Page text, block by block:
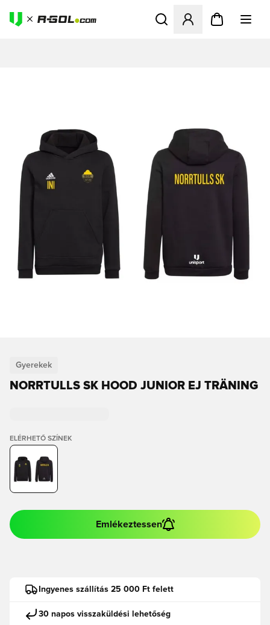
Megnyit egy modált a
Gyerekek
NORRTULLS SK HOOD JUNIOR EJ TRÄNING
ELÉRHETŐ SZÍNEK
Emlékeztessen
Ingyenes szállítás 25 000 Ft felett
30 napos visszaküldési lehetőség